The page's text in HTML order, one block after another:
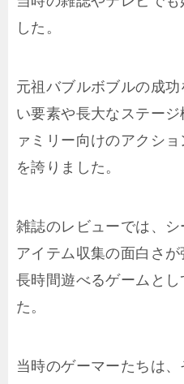
した。
元祖バブルボブルの成
い要素や長大なステー
ァミリー向けのアクシ
を誇りました。
雑誌のレビューでは、
アイテム収集の面白さが
長時間遊べるゲームと
た。
当時のゲーマーたちは